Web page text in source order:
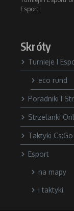
Esport
Skróty
Turnieje I
eco rund
Poradniki I
Strzelanki
Taktyki Cs:Go
Esport
na mapy
i taktyki